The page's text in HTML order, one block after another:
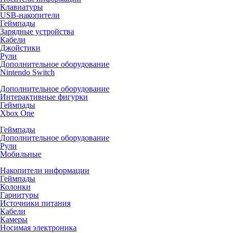
Клавиатуры
USB-накопители
Геймпады
Зарядные устройства
Кабели
Джойстики
Рули
Дополнительное оборудование
Nintendo Switch
Дополнительное оборудование
Интерактивные фигурки
Геймпады
Xbox One
Геймпады
Дополнительное оборудование
Рули
Мобильные
Накопители информации
Геймпады
Колонки
Гарнитуры
Источники питания
Кабели
Камеры
Носимая электроника